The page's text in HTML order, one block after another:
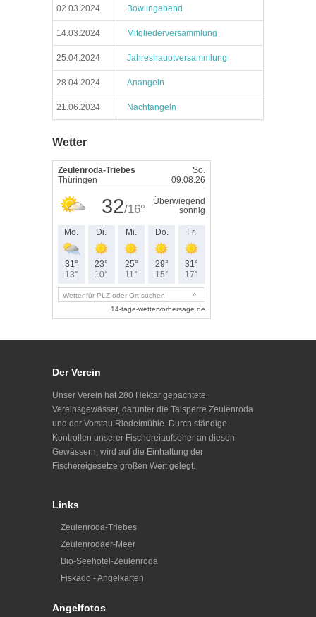
02.03.2024 Bowlingabend
14.03.2024 Mitgliederversammlung
25.04.2024 Jahreshauptversammlung
28.04.2024 Anangeln
21.06.2024 Nachtangeln
Wetter
Der Verein
Unser Verein hat 280 Hektar gepachtete
Vereinsgewässer, darunter die Talsperre Zeulenroda
und der Vorstau Riedelmühle. Durch ständige
Kontrollen unserer Fischereiaufseher an diesen
Gewässern, wird auf die Einhaltung der
Fischereigesetze großen Wert gelegt.
Links
Zeulenroda-Triebes
Zeulenrodaer-Meer
Bio-Seehotel-Zeulenroda
Fiskado - Angelkarten
Angelfotos